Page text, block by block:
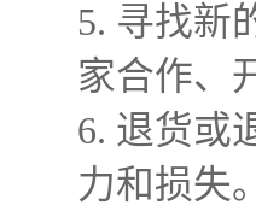
5. 寻找新
家合作、
6. 退货或
力和损失